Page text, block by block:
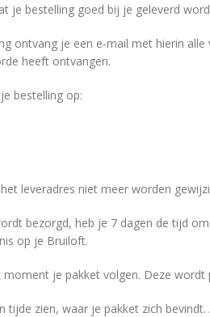
je bestelling goed bij je geleverd
ontvang je een e-mail met hierin
heeft ontvangen.
bestelling op:
leveradres niet meer worden
bezorgd, heb je 7 dagen de tijd
op je Bruiloft.
je pakket volgen. Deze
tijde zien, waar je pakket zich